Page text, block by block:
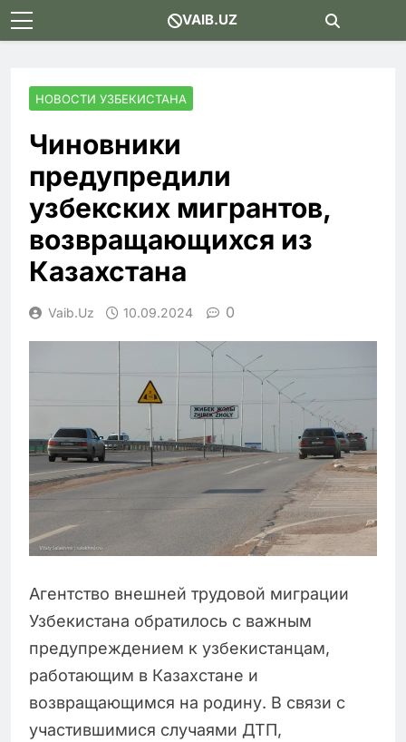
Skip
to
VAIB.UZ
НОВОСТИ УЗБЕКИСТАНА
Чиновники
предупредили
узбекских мигрантов,
возвращающихся из
Казахстана
Vaib.uz 10.09.2024 0
Агентство внешней трудовой миграции
Узбекистана обратилось с важным
предупреждением к узбекистанцам,
работающим в Казахстане и
возвращающимся на родину. В связи с
участившимися случаями ДТП,